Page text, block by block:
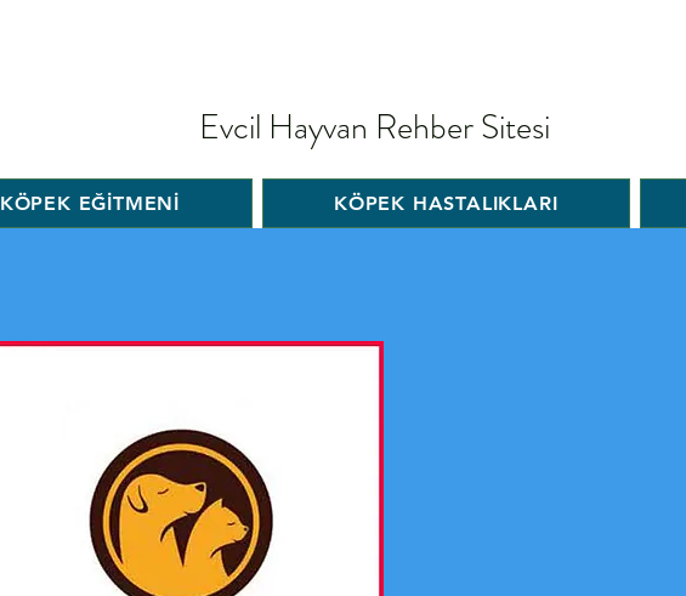
Evcil Hayvan Rehber Sitesi
KÖPEK EĞİTMENİ KÖPEK HASTALIKLARI